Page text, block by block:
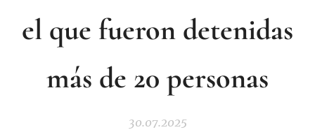
el que fueron detenidas
más de 20 personas
30.07.2025